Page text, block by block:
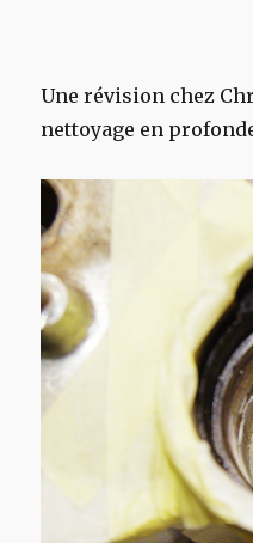
Une révision chez
nettoyage en